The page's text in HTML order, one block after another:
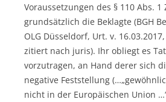
Voraussetzungen des § 110 Abs. 1
grundsätzlich die Beklagte (BGH
OLG Düsseldorf, Urt. v.
zitiert nach juris). Ihr obliegt es
vorzutragen, an Hand derer sich
negative Feststellung
nicht in der Europäischen Union